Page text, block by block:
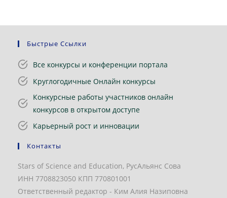
Быстрые Ссылки
Все конкурсы и конференции портала
Круглогодичные Онлайн конкурсы
Конкурсные работы участников онлайн
конкурсов в открытом доступе
Карьерный рост и инновации
Контакты
Stars of Science and Education, РусАльянс Сова
ИНН 7708823050 КПП 770801001
Ответственный редактор - Ким Алия Назиповна